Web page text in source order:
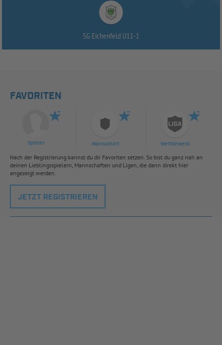
SG Eichenfeld U11-1
FAVORITEN
Spieler Mannschaft Wettbewerb
Nach der Registrierung kannst du dir Favoriten setzen. So bist du ganz nah an
deinen Lieblingsspielern, Mannschaften und Ligen, die dann direkt hier
angezeigt werden.
JETZT REGISTRIEREN